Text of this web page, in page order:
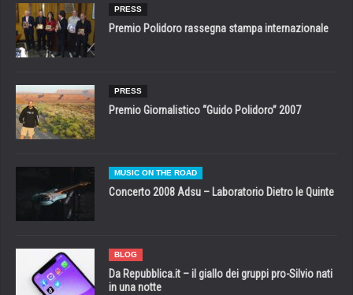
PRESS
Premio Polidoro rassegna stampa internazionale
PRESS
Premio Giornalistico “Guido Polidoro” 2007
MUSIC ON THE ROAD
Concerto 2008 Adsu – Laboratorio Dietro le Quinte
BLOG
Da Repubblica.it – il giallo dei gruppi pro-Silvio nati
in una notte